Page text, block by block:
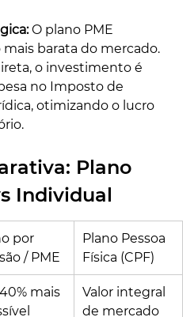
O plano PME
barata do mercado.
o investimento é
no Imposto de
otimizando o lucro
Plano
Individual
por
/ PME
Plano Pessoa
Física (CPF)
mais
Valor integral
de mercado